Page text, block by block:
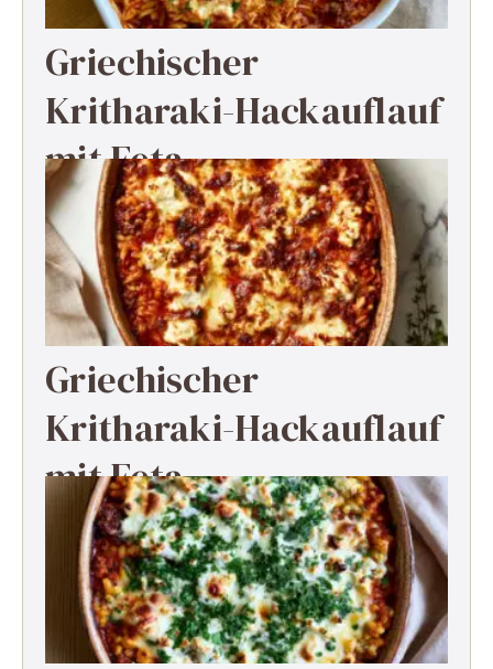
Griechischer
Kritharaki-Hackauflauf
mit Feta
Griechischer
Kritharaki-Hackauflauf
mit Feta